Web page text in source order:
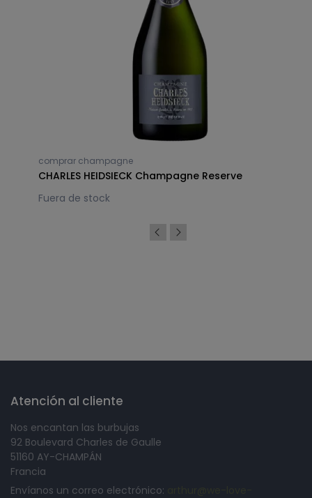
comprar champagne
CHARLES HEIDSIECK Champagne Reserve
Fuera de stock
Atención al cliente
Nos encantan las burbujas
92 Boulevard Charles de Gaulle
51160 AY-CHAMPÁN
Francia
Envíanos un correo electrónico: